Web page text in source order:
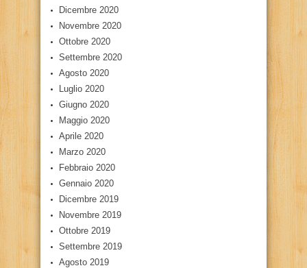
Dicembre 2020
Novembre 2020
Ottobre 2020
Settembre 2020
Agosto 2020
Luglio 2020
Giugno 2020
Maggio 2020
Aprile 2020
Marzo 2020
Febbraio 2020
Gennaio 2020
Dicembre 2019
Novembre 2019
Ottobre 2019
Settembre 2019
Agosto 2019